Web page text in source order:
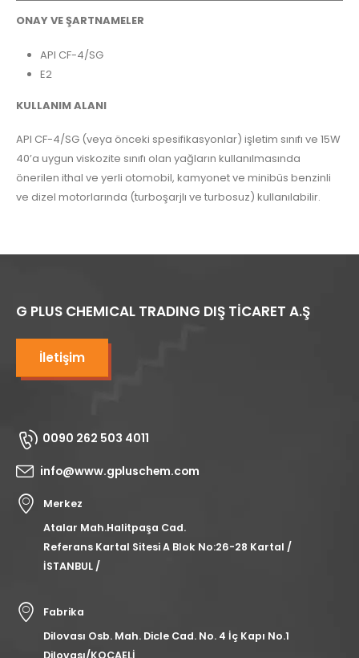
ONAY VE ŞARTNAMELER
API CF-4/SG
E2
KULLANIM ALANI
API CF-4/SG (veya önceki spesifikasyonlar) işletim sınıfı ve 15W
40’a uygun viskozite sınıfı olan yağların kullanılmasında
önerilen ithal ve yerli otomobil, kamyonet ve minibüs benzinli
ve dizel motorlarında (turboşarjlı ve turbosuz) kullanılabilir.
G PLUS CHEMICAL TRADING DIŞ TİCARET A.Ş
İletişim
0090 262 503 4011
info@www.gpluschem.com
Merkez
Atalar Mah.Halitpaşa Cad.
Referans Kartal Sitesi A Blok No:26-28 Kartal /
İSTANBUL /
Fabrika
Dilovası Osb. Mah. Dicle Cad. No. 4 İç Kapı No.1